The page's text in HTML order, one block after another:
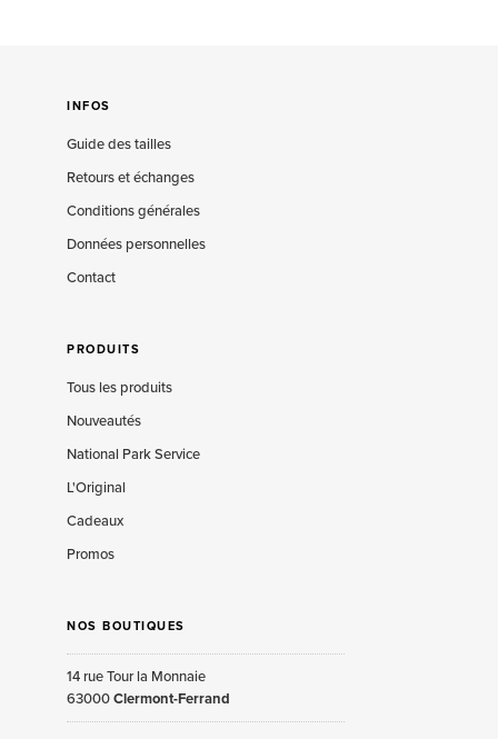
INFOS
Guide des tailles
Retours et échanges
Conditions générales
Données personnelles
Contact
PRODUITS
Tous les produits
Nouveautés
National Park Service
L'Original
Cadeaux
Promos
NOS BOUTIQUES
14 rue Tour la Monnaie
63000Clermont-Ferrand